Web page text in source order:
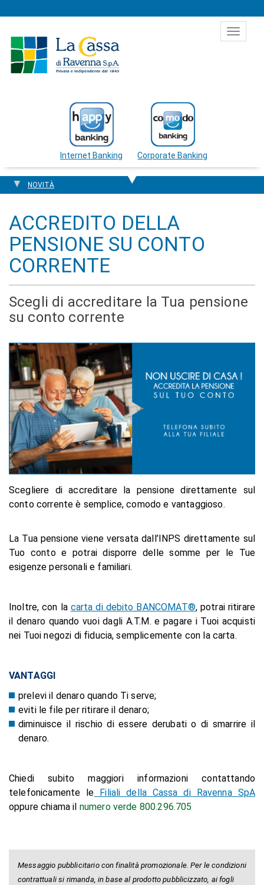
Toggle
Internet Banking Corporate Banking
NOVITÀ
ACCREDITO DELLA
PENSIONE SU CONTO
CORRENTE
Scegli di accreditare la Tua pensione
su conto corrente
Scegliere di accreditare la pensione direttamente sul
conto corrente è semplice, comodo e vantaggioso.
La Tua pensione viene versata dall’INPS direttamente sul
Tuo conto e potrai disporre delle somme per le Tue
esigenze personali e familiari.
Inoltre, con la carta di debito BANCOMAT®, potrai ritirare
il denaro quando vuoi dagli A.T.M. e pagare i Tuoi acquisti
nei Tuoi negozi di fiducia, semplicemente con la carta.
VANTAGGI
prelevi il denaro quando Ti serve;
eviti le file per ritirare il denaro;
diminuisce il rischio di essere derubati o di smarrire il
denaro.
Chiedi subito maggiori informazioni contattando
telefonicamente le Filiali della Cassa di Ravenna SpA
oppure chiama il numero verde 800.296.705
Messaggio pubblicitario con finalità promozionale. Per le condizioni
contrattuali si rimanda, in base al prodotto pubblicizzato, ai fogli